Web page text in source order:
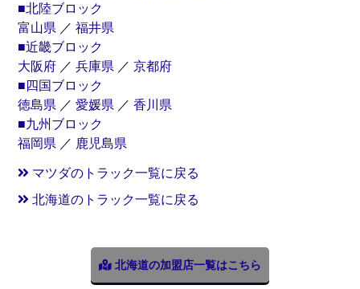
■北陸ブロック
富山県 ／ 福井県
■近畿ブロック
大阪府 ／ 兵庫県 ／ 京都府
■四国ブロック
徳島県 ／ 愛媛県 ／ 香川県
■九州ブロック
福岡県 ／ 鹿児島県
マツダのトラック一覧に戻る
北海道のトラック一覧に戻る
北海道の加盟店一覧はこちら